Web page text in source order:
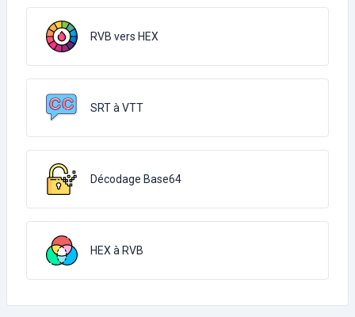
RVB vers HEX
SRT à VTT
Décodage Base64
HEX à RVB